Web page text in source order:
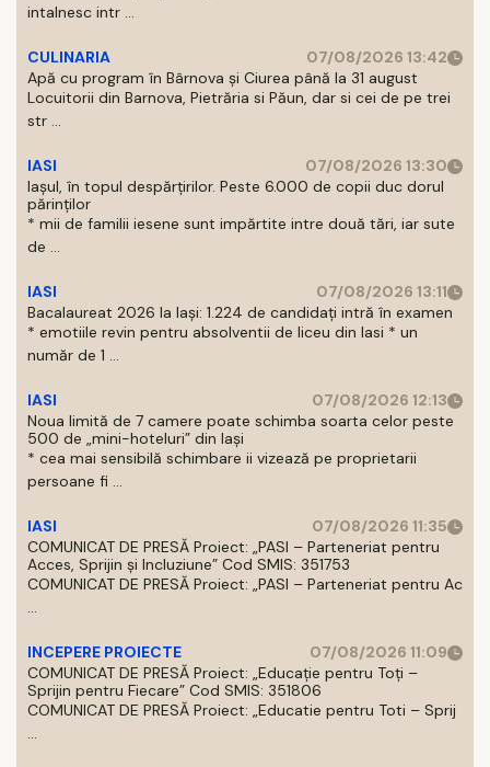
intalnesc intr ...
CULINARIA
07/08/2026 13:42
Apă cu program în Bârnova și Ciurea până la 31 august
Locuitorii din Barnova, Pietrăria si Păun, dar si cei de pe trei
str ...
IASI
07/08/2026 13:30
Iașul, în topul despărțirilor. Peste 6.000 de copii duc dorul
părinților
* mii de familii iesene sunt impărtite intre două tări, iar sute
de ...
IASI
07/08/2026 13:11
Bacalaureat 2026 la Iași: 1.224 de candidați intră în examen
* emotiile revin pentru absolventii de liceu din Iasi * un
număr de 1 ...
IASI
07/08/2026 12:13
Noua limită de 7 camere poate schimba soarta celor peste
500 de „mini-hoteluri” din Iași
* cea mai sensibilă schimbare ii vizează pe proprietarii
persoane fi ...
IASI
07/08/2026 11:35
COMUNICAT DE PRESĂ Proiect: „PASI – Parteneriat pentru
Acces, Sprijin și Incluziune” Cod SMIS: 351753
COMUNICAT DE PRESĂ Proiect: „PASI – Parteneriat pentru Ac
...
INCEPERE PROIECTE
07/08/2026 11:09
COMUNICAT DE PRESĂ Proiect: „Educație pentru Toți –
Sprijin pentru Fiecare” Cod SMIS: 351806
COMUNICAT DE PRESĂ Proiect: „Educatie pentru Toti – Sprij
...